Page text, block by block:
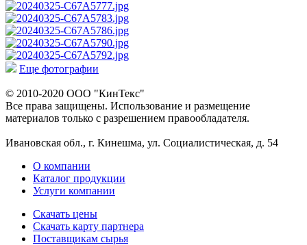
Еще фотографии
© 2010-2020 ООО "КинТекс"
Все права защищены. Использование и размещение
материалов только с разрешением правообладателя.
Ивановская обл., г. Кинешма, ул. Социалистическая, д. 54
О компании
Каталог продукции
Услуги компании
Скачать цены
Скачать карту партнера
Поставщикам сырья